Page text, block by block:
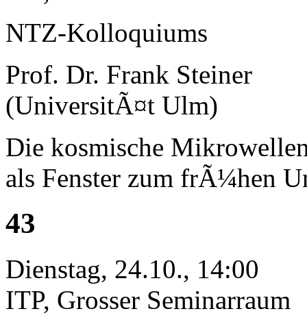
NTZ-Kolloquiums
Prof. Dr. Frank Steiner
(UniversitÃ¤t Ulm)
Die kosmische
als Fenster zum frÃ¼hen
43
Dienstag, 24.10., 14:00
ITP, Grosser Seminarraum